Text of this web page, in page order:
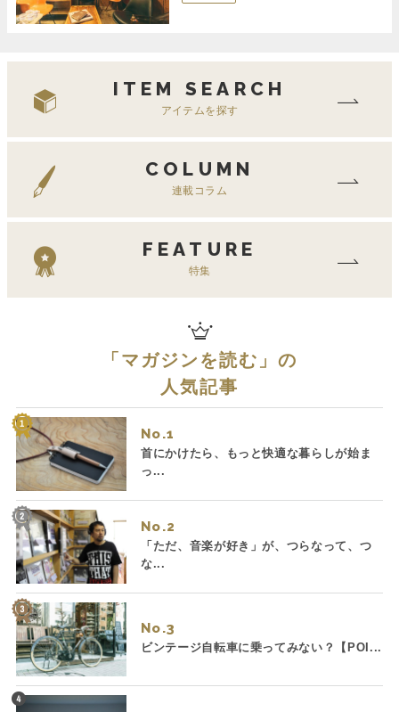
ITEM SEARCH
アイテムを探す
COLUMN
連載コラム
FEATURE
特集
「 マガジンを読む 」の
人気記事
No.
首にかけたら、もっと快適な暮らしが始ま
っ...
No.
「ただ、音楽が好き」が、つらなって、つ
な...
No.
ビンテージ自転車に乗ってみない？【POI...